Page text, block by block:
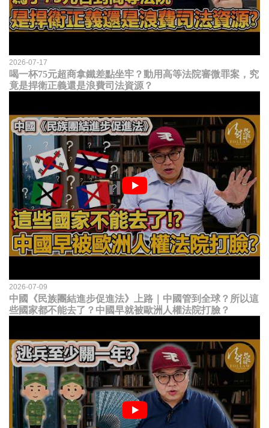
2026-07-17
喝一杯75元超商拿鐵差點坐牢？動用高等法院審微罪案，究
竟是捍衛正義還是浪費司法資源？
2026-07-09
中國《民族團結進步促進法》上路｜中國管到全球？所以這
些國家都不能去了？中國早就被歐洲人權法院打臉？